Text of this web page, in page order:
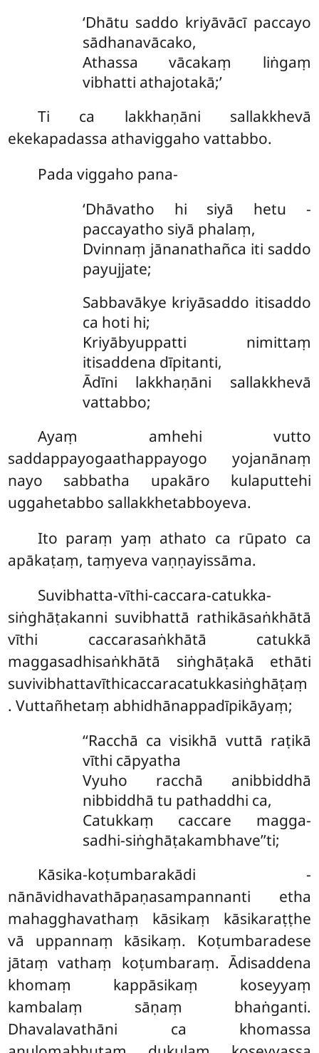
‘Dhātu saddo kriyāvācī paccayo
sādhanavācako,
Athassa vācakaṃ liṅgaṃ
vibhatti athajotakā;’
Ti ca lakkhaṇāni sallakkhevā
ekekapadassa athaviggaho vattabbo.
Pada viggaho pana-
‘Dhāvatho hi siyā hetu -
paccayatho siyā phalaṃ,
Dvinnaṃ jānanathañca iti saddo
payujjate;
Sabbavākye kriyāsaddo itisaddo
ca hoti hi;
Kriyābyuppatti nimittaṃ
itisaddena dīpitanti,
Ādīni lakkhaṇāni sallakkhevā
vattabbo;
Ayaṃ amhehi vutto
saddappayogaathappayogo yojanānaṃ
nayo sabbatha upakāro kulaputtehi
uggahetabbo sallakkhetabboyeva.
Ito paraṃ yaṃ athato ca rūpato ca
apākaṭaṃ, taṃyeva vaṇṇayissāma.
Suvibhatta-vīthi-caccara-catukka-
siṅghāṭakanni suvibhattā rathikāsaṅkhātā
vīthi caccarasaṅkhātā catukkā
maggasadhisaṅkhātā siṅghāṭakā ethāti
suvivibhattavīthicaccaracatukkasiṅghāṭaṃ
. Vuttañhetaṃ abhidhānappadīpikāyaṃ;
‘‘Racchā ca visikhā vuttā raṭikā
vīthi cāpyatha
Vyuho racchā anibbiddhā
nibbiddhā tu pathaddhi ca,
Catukkaṃ caccare magga-
sadhi-siṅghāṭakambhave’’ti;
Kāsika-koṭumbarakādi -
nānāvidhavathāpaṇasampannanti etha
mahagghavathaṃ kāsikaṃ kāsikaraṭṭhe
vā uppannaṃ kāsikaṃ. Koṭumbaradese
jātaṃ vathaṃ koṭumbaraṃ. Ādisaddena
khomaṃ kappāsikaṃ koseyyaṃ
kambalaṃ sāṇaṃ bhaṅganti.
Dhavalavathāni ca khomassa